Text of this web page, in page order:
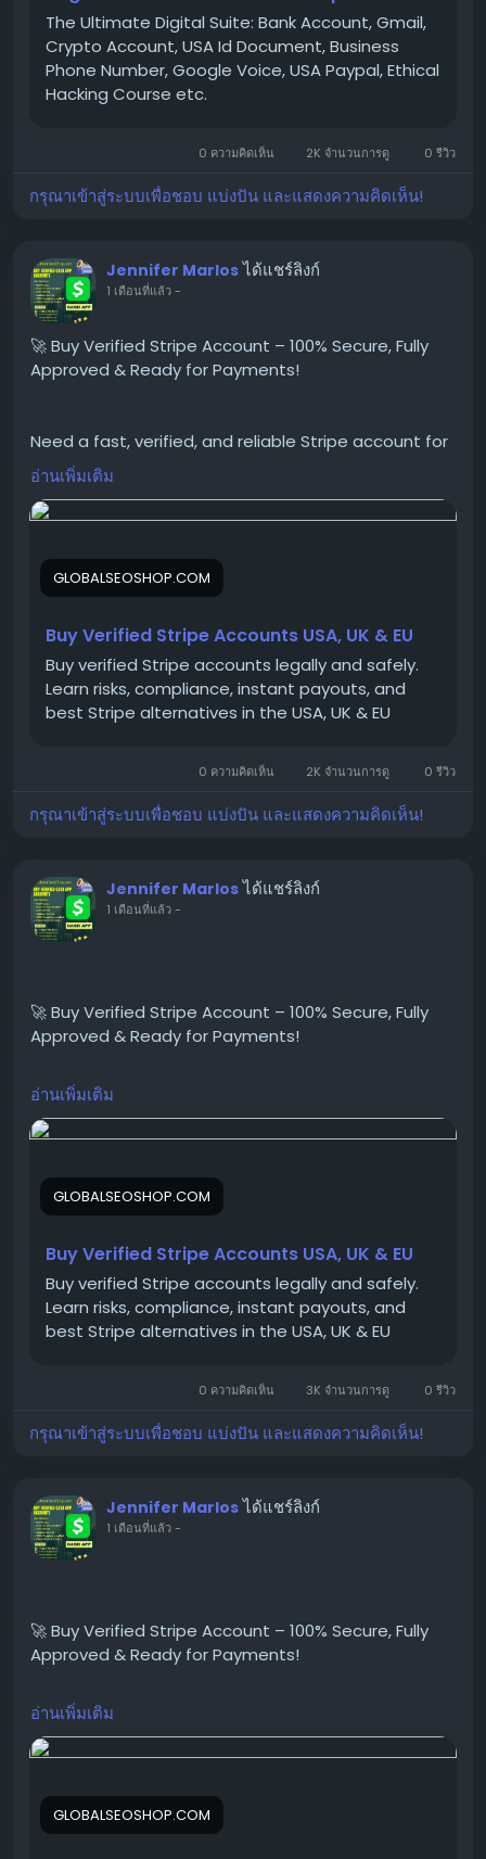
👉 Order Now:
https://globalseoshop.com/product/buy-verified-
#BuyStripeAccounts
#BuyVerifiedStripe
#GlobalSEOShop
#StripeAccountSeller
#StripeVerifiedLogin
#StripeBusinessAccounts
#Stripe2025
#MerchantAccount
#PaymentGateway
#StripeSolutions
The Ultimate Digital Suite: Bank Account, Gmail,
Crypto Account, USA Id Document, Business
Phone Number, Google Voice, USA Paypal, Ethical
Hacking Course etc.
0 ความคิดเห็น 2K จำนวนการดู 0 รีวิว
กรุณาเข้าสู่ระบบเพื่อชอบ แบ่งปัน และแสดงความคิดเห็น!
Jennifer Marlos ได้แชร์ลิงก์
1 เดือนที่แล้ว-
🚀 Buy Verified Stripe Account – 100% Secure, Fully
Approved & Ready for Payments!
Need a fast, verified, and reliable Stripe account for
your online business?
We offer Buy Verified Stripe Accounts that are fully
activated, secure, and perfect for global payments,
https://globalseoshop.com/product/buy-verified-
stripe-accounts
📩 Need more info? Contact us anytime:
📱 WhatsApp: +1 864 708 8783
#BuyStripeAccounts
#BuyVerifiedStripe
#GlobalSEOShop
#StripeVerifiedLogin
#Stripe2025
อ่านเพิ่มเติม
GLOBALSEOSHOP.COM
Buy Verified Stripe Accounts USA, UK & EU
Buy verified Stripe accounts legally and safely.
Learn risks, compliance, instant payouts, and
best Stripe alternatives in the USA, UK & EU
0 ความคิดเห็น 2K จำนวนการดู 0 รีวิว
กรุณาเข้าสู่ระบบเพื่อชอบ แบ่งปัน และแสดงความคิดเห็น!
Jennifer Marlos ได้แชร์ลิงก์
1 เดือนที่แล้ว-
🚀 Buy Verified Stripe Account – 100% Secure, Fully
Approved & Ready for Payments!
Need a fast, verified, and reliable Stripe account for
your online business?
activated, secure, and perfect for global payments,
eCommerce,
👉 Order Now:
https://globalseoshop.com/product/buy-verified-
stripe-accounts
📩 Need more info? Contact us anytime:
📧 Email:Globalseoshop@gmail.com
💬 Skype: GlobalSeoShop
📨 Telegram: @GlobalSeoShop
#VerifiedStripeAccounts
#StripeAccountsForSale
#GlobalSEOShop
#StripeVerifiedLogin
#Stripe2025
#OnlinePaymentAccounts
อ่านเพิ่มเติม
GLOBALSEOSHOP.COM
Buy Verified Stripe Accounts USA, UK & EU
Buy verified Stripe accounts legally and safely.
Learn risks, compliance, instant payouts, and
best Stripe alternatives in the USA, UK & EU
0 ความคิดเห็น 3K จำนวนการดู 0 รีวิว
กรุณาเข้าสู่ระบบเพื่อชอบ แบ่งปัน และแสดงความคิดเห็น!
Jennifer Marlos ได้แชร์ลิงก์
1 เดือนที่แล้ว-
🚀 Buy Verified Stripe Account – 100% Secure, Fully
Approved & Ready for Payments!
Need a fast, verified, and reliable Stripe account for
your online business?
activated, secure, and perfect for global payments,
eCommerce,
อ่านเพิ่มเติม
GLOBALSEOSHOP.COM